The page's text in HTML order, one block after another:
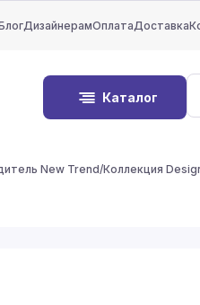
ДизайнерамОплатаДоставка
Каталог
New Trend/Коллекция